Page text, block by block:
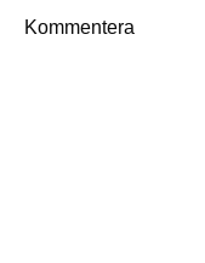
Kommentera